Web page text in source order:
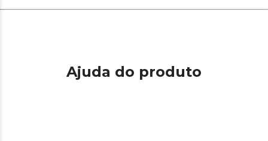
Ajuda do produto